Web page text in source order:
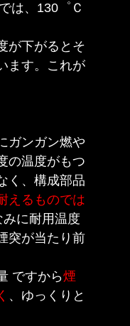
は、130゜Ｃ
が下がるとそ
ます。これが
ガンガン燃や
の温度がもつ
く、構成部品
えるものでは
に耐用温度
突が当たり前
ですから煙
、ゆっくりと